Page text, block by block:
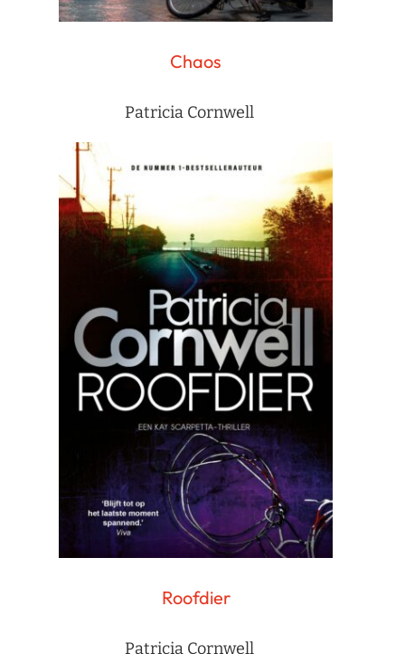
Chaos
Patricia Cornwell
Roofdier
Patricia Cornwell